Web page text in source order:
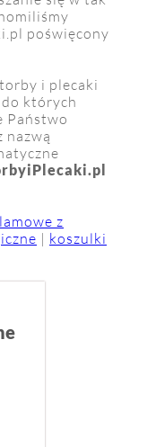
poświęcony
i plecaki
których
Państwo
nazwą
z
| koszulki